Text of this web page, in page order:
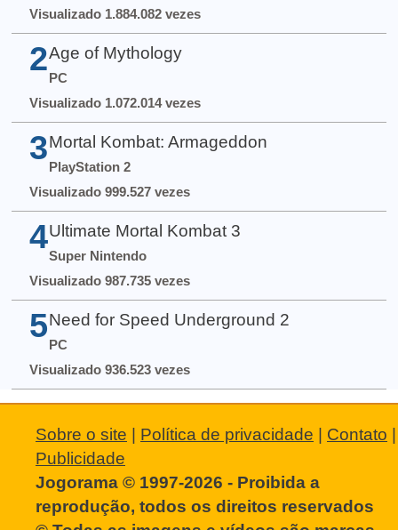
Visualizado 1.884.082 vezes
2 Age of Mythology
PC
Visualizado 1.072.014 vezes
3 Mortal Kombat: Armageddon
PlayStation 2
Visualizado 999.527 vezes
4 Ultimate Mortal Kombat 3
Super Nintendo
Visualizado 987.735 vezes
5 Need for Speed Underground 2
PC
Visualizado 936.523 vezes
Sobre o site | Política de privacidade | Contato |
Publicidade
Jogorama © 1997-2026 - Proibida a
reprodução, todos os direitos reservados